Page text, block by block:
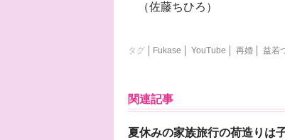
（佐藤ちひろ）
タグ Fukase YouTube 再婚 益若
関連記事
夏休みの家族旅行の荷造りは